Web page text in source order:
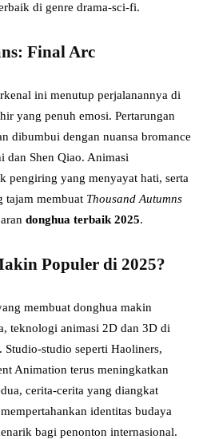
di genre drama-sci-fi.
Final Arc
ini menutup perjalanannya di
yang penuh emosi. Pertarungan
dibumbui dengan nuansa bromance
dan Shen Qiao. Animasi
pengiring yang menyayat hati, serta
tajam membuat Thousand Autumns
donghua terbaik 2025.
Populer di 2025?
membuat donghua makin
teknologi animasi 2D dan 3D di
studio seperti Haoliners,
Animation terus meningkatkan
cerita-cerita yang diangkat
identitas budaya
bagi penonton internasional.